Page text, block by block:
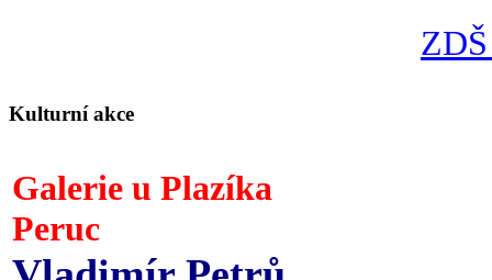
Kulturní akce
Galerie u Plazíka
Peruc